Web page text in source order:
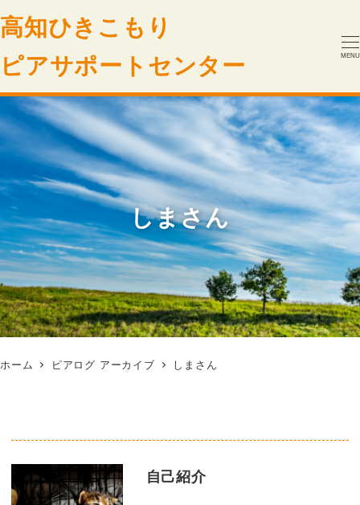
高知ひきこもり
ピアサポートセンター
MENU
しまさん
ホーム ピアログ アーカイブ しまさん
自己紹介